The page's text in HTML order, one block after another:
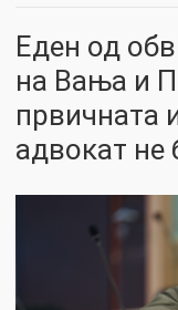
Еден од
на Вања и
првичната
адвокат не